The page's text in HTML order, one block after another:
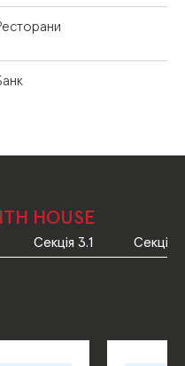
HOUSE
Секція 3.1 Секція